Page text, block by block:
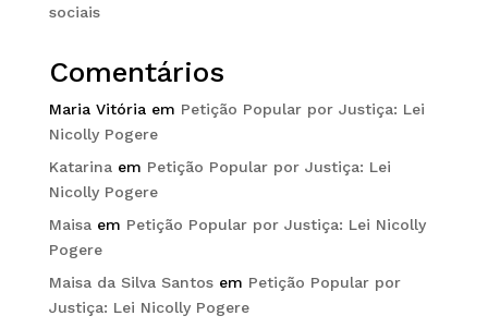
sociais
Comentários
Maria Vitóriaem Petição Popular por Justiça: Lei
Nicolly Pogere
Katarinaem Petição Popular por Justiça: Lei
Nicolly Pogere
Maisaem Petição Popular por Justiça: Lei Nicolly
Pogere
Maisa da Silva Santosem Petição Popular por
Justiça: Lei Nicolly Pogere